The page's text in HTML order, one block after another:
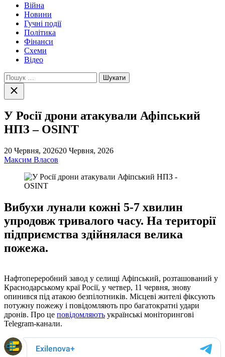
Війна
Новини
Гучні події
Політика
Фінанси
Схеми
Відео
Пошук:
Закрити
пошук
У Росії дрони атакували Афіпський
НПЗ – OSINT
20 Червня, 202620 Червня, 2026
Максим Власов
Вибухи лунали кожні 5-7 хвилин
упродовж тривалого часу. На території
підприємства здійнялася велика
пожежа.
Нафтопереробний завод у селищі Афіпський, розташований у
Краснодарському краї Росії, у четвер, 11 червня, знову
опинився під атакою безпілотників. Місцеві жителі фіксують
потужну пожежу і повідомляють про багатократні удари
дронів. Про це повідомляють українські моніторингові
Telegram-канали.